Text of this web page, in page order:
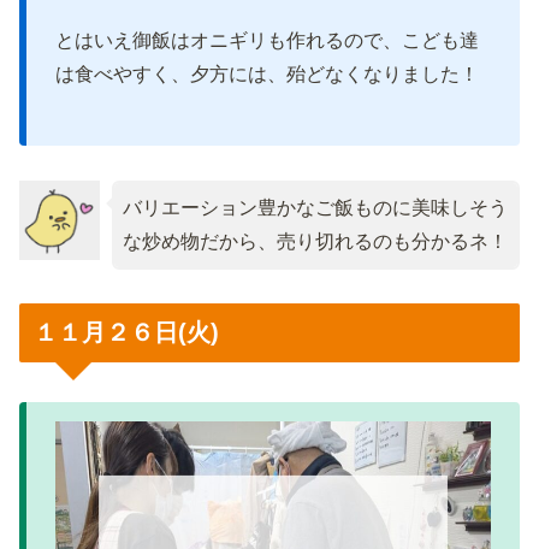
とはいえ御飯はオニギリも作れるので、こども達
は食べやすく、夕方には、殆どなくなりました！
バリエーション豊かなご飯ものに美味しそう
な炒め物だから、売り切れるのも分かるネ！
１１月２６日(火)